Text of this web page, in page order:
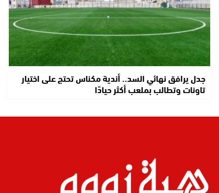
جدل يرافق نهائي السد.. أندية مكناس تحتج على اختيار
تاونات وتطالب بملعب أكثر حيادًا